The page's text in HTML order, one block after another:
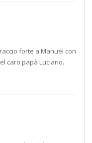
forte a Manuel con
caro papà Luciano.